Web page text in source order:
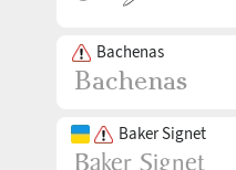
Bachenas
Baker Signet